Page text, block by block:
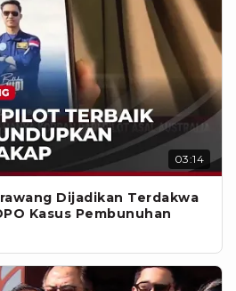
03:14
Dijadikan Terdakwa
Kasus Pembunuhan